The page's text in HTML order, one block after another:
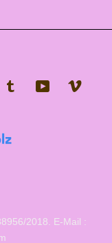
Tumblr YouTube
2018. E-Mail :